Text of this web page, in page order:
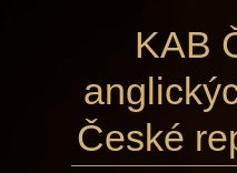
KAB
České